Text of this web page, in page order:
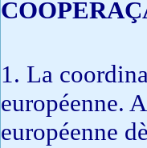
1. La
européenne.
européenne